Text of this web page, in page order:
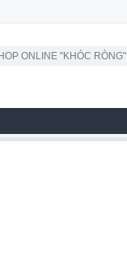
ONLINE "KHÓC RÒNG"